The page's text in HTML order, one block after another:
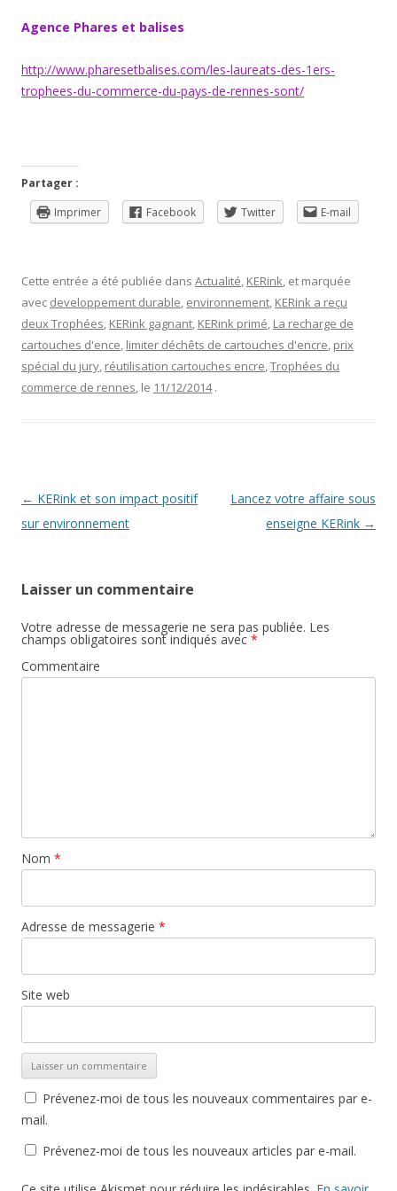
Agence Phares et balises
http://www.pharesetbalises.com/les-laureats-des-1ers-
trophees-du-commerce-du-pays-de-rennes-sont/
Partager :
Imprimer
Facebook Twitter E-mail
Cette entrée a été publiée dans Actualité, KERink, et marquée
avec developpement durable, environnement, KERink a reçu
deux Trophées, KERink gagnant, KERink primé, La recharge de
cartouches d'ence, limiter déchêts de cartouches d'encre, prix
spécial du jury, réutilisation cartouches encre,Trophées du
commerce de rennes, le 11/12/2014 .
Navigation
des
← KERink et son impact positif
sur environnement
Lancez votre affaire sous
enseigne KERink →
Laisser un commentaire
Votre adresse de messagerie ne sera pas publiée. Les
champs obligatoires sont indiqués avec *
Commentaire
Nom *
Adresse de messagerie *
Site web
Prévenez-moi de tous les nouveaux commentaires par e-
mail.
Prévenez-moi de tous les nouveaux articles par e-mail.